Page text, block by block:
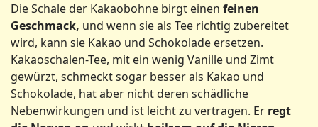
Die Schale der Kakaobohne birgt einen feinen
Geschmack, und wenn sie als Tee richtig zubereitet
wird, kann sie Kakao und Schokolade ersetzen.
Kakaoschalen-Tee, mit ein wenig Vanille und Zimt
gewürzt, schmeckt sogar besser als Kakao und
Schokolade, hat aber nicht deren schädliche
Nebenwirkungen und ist leicht zu vertragen. Er regt